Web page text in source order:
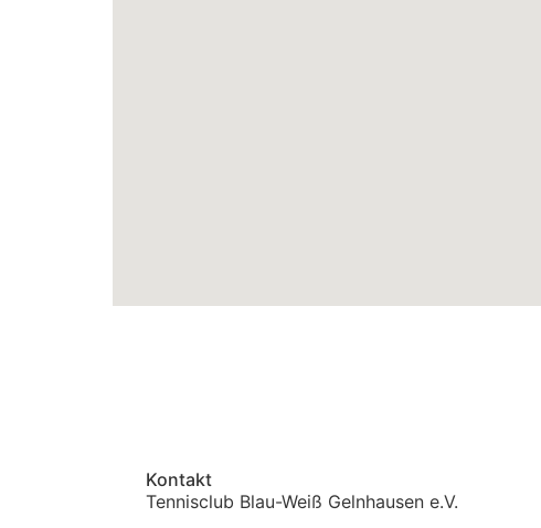
Kontakt
Tennisclub Blau-Weiß Gelnhausen e.V.